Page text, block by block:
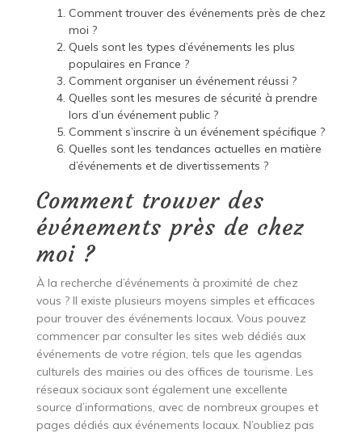
Comment trouver des événements près de chez
moi ?
Quels sont les types d’événements les plus
populaires en France ?
Comment organiser un événement réussi ?
Quelles sont les mesures de sécurité à prendre
lors d’un événement public ?
Comment s’inscrire à un événement spécifique ?
Quelles sont les tendances actuelles en matière
d’événements et de divertissements ?
Comment trouver des
événements près de chez
moi ?
À la recherche d’événements à proximité de chez
vous ? Il existe plusieurs moyens simples et efficaces
pour trouver des événements locaux. Vous pouvez
commencer par consulter les sites web dédiés aux
événements de votre région, tels que les agendas
culturels des mairies ou des offices de tourisme. Les
réseaux sociaux sont également une excellente
source d’informations, avec de nombreux groupes et
pages dédiés aux événements locaux. N’oubliez pas